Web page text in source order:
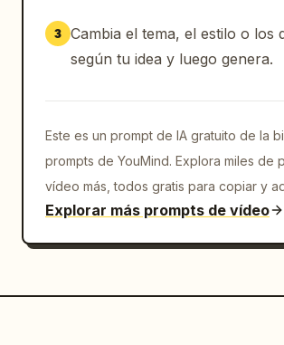
3 Cambia el tema, el estilo o los
según tu idea y luego genera.
Este es un prompt de IA gratuito de la
prompts de YouMind. Explora miles de
vídeo más, todos gratis para copiar y
Explorar más prompts de vídeo